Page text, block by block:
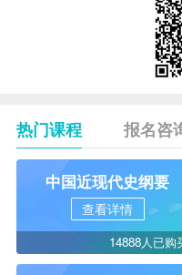
热门课程 报名咨
中国近现代史纲要
查看详情
14888人已购